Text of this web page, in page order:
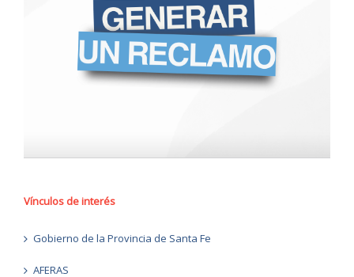
Vínculos de interés
Gobierno de la Provincia de Santa Fe
AFERAS